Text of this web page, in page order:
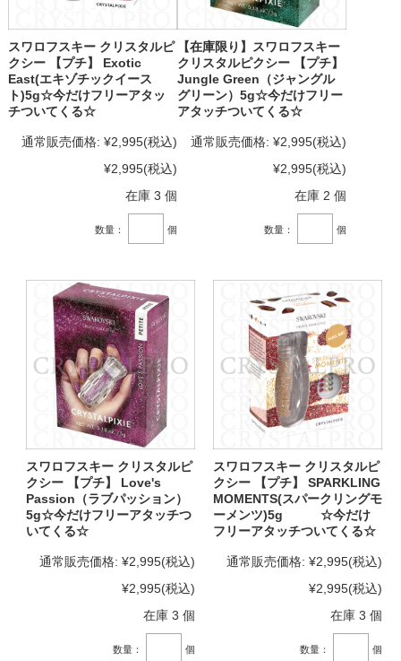
スワロフスキー クリスタルピ
クシー 【プチ】 Exotic
East(エキゾチックイース
ト)5g☆今だけフリーアタッ
チついてくる☆
通常販売価格: ¥2,995(税込)
¥2,995(税込)
在庫 3 個
数量： 個
【在庫限り】スワロフスキー
クリスタルピクシー 【プチ】
Jungle Green（ジャングル
グリーン）5g☆今だけフリー
アタッチついてくる☆
通常販売価格: ¥2,995(税込)
¥2,995(税込)
在庫 2 個
数量： 個
スワロフスキー クリスタルピ
クシー 【プチ】 Love's
Passion（ラブパッション）
5g☆今だけフリーアタッチつ
いてくる☆
通常販売価格: ¥2,995(税込)
¥2,995(税込)
在庫 3 個
数量： 個
スワロフスキー クリスタルピ
クシー 【プチ】 SPARKLING
MOMENTS(スパークリングモ
ーメンツ)5g ☆今だけ
フリーアタッチついてくる☆
通常販売価格: ¥2,995(税込)
¥2,995(税込)
在庫 3 個
数量： 個